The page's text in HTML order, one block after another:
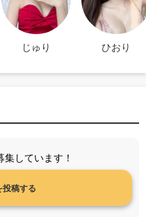
じゅり ひおり
しています！
投稿する